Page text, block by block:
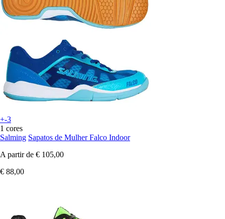
+-3
1 cores
Salming Sapatos de Mulher Falco Indoor
A partir de € 105,00
€ 88,00